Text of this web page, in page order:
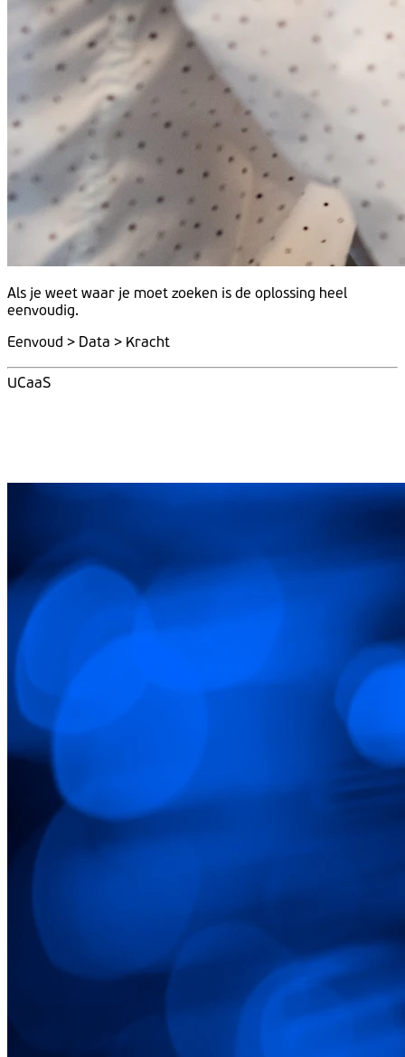
Als je weet waar je moet zoeken is de oplossing heel
eenvoudig.
Eenvoud > Data > Kracht
UCaaS